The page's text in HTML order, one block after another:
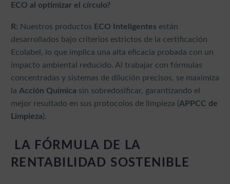
ECO al optimizar el círculo?
R: Nuestros productos ECO Inteligentes están
desarrollados bajo criterios estrictos de la certificación
Ecolabel, lo que implica una alta eficacia probada con un
impacto ambiental reducido. Al trabajar con fórmulas
concentradas y sistemas de dilución precisos, se maximiza
la Acción Química sin sobredosificar, garantizando el
mejor resultado en sus protocolos de limpieza (APPCC de
Limpieza).
LA FÓRMULA DE LA
RENTABILIDAD SOSTENIBLE